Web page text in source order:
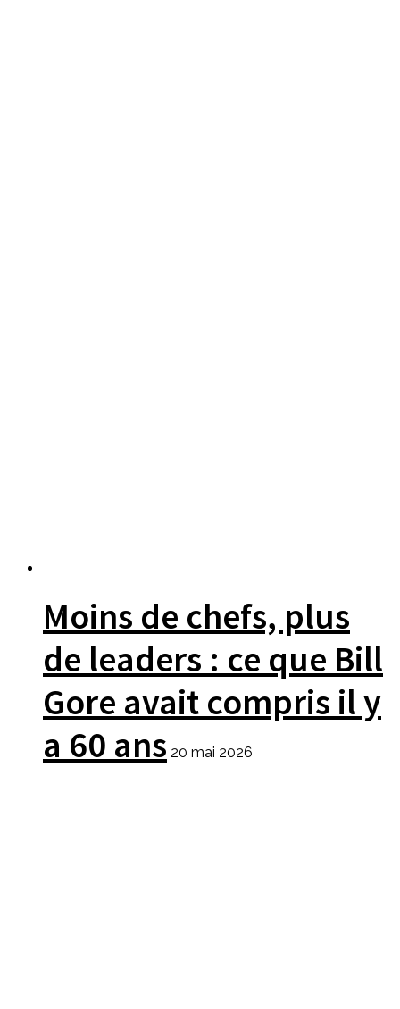
Moins de chefs, plus
de leaders : ce que Bill
Gore avait compris il y
a 60 ans 20 mai 2026